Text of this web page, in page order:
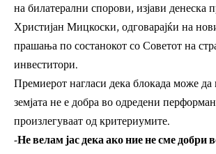
на билатерални спорови, изјави денеска
Христијан Мицкоски, одговарајќи на
прашања по состанокот со Советот на
инвеститори.
Премиерот нагласи дека блокада може
земјата не е добра во одредени
произлегуваат од критериумите.
-Не велам јас дека ако ние не сме добри